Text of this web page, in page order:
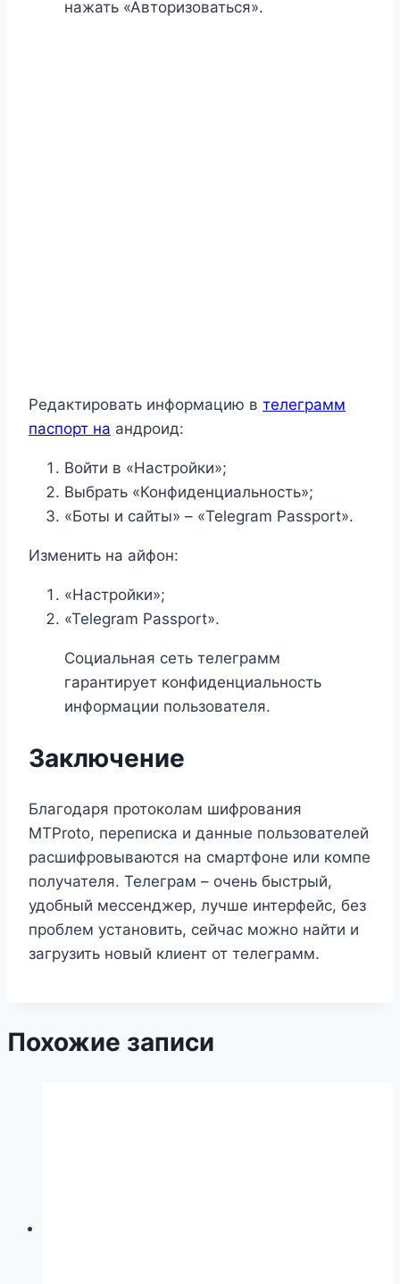
нажать «Авторизоваться».
Редактировать информацию в телеграмм
паспорт на андроид:
Войти в «Настройки»;
Выбрать «Конфиденциальность»;
«Боты и сайты» – «Telegram Passport».
Изменить на айфон:
«Настройки»;
«Telegram Passport».
Социальная сеть телеграмм
гарантирует конфиденциальность
информации пользователя.
Заключение
Благодаря протоколам шифрования
MTProto, переписка и данные пользователей
расшифровываются на смартфоне или компе
получателя. Телеграм – очень быстрый,
удобный мессенджер, лучше интерфейс, без
проблем установить, сейчас можно найти и
загрузить новый клиент от телеграмм.
Похожие записи